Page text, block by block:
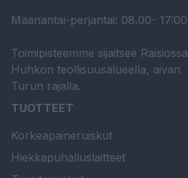
Maanantai-perjantai: 08.00- 17:00
Toimipisteemme sijaitsee Raisiossa
Huhkon teollisuusalueella, aivan
Turun rajalla.
TUOTTEET
Korkeapaineruiskut
Hiekkapuhalluslaitteet